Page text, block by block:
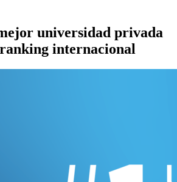
universidad privada
internacional